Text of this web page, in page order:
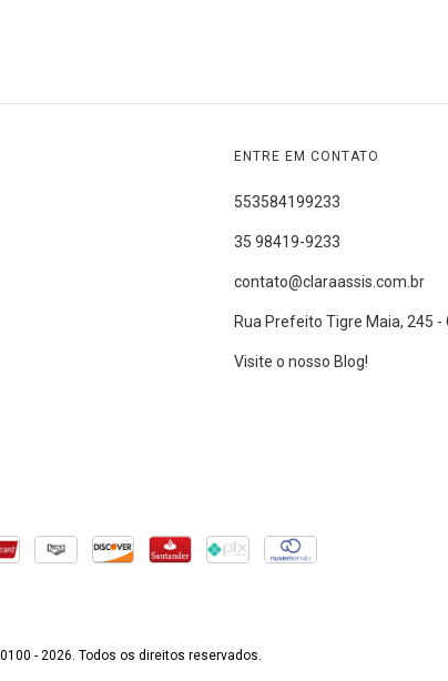
ENTRE EM CONTATO
553584199233
35 98419-9233
contato@claraassis.com.br
Rua Prefeito Tigre Maia, 245
Visite o nosso Blog!
- 2026. Todos os direitos reservados.